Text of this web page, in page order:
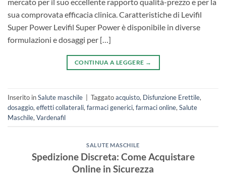
sua comprovata efficacia clinica. Caratteristiche di Levifil
Super Power Levifil Super Power è disponibile in diverse
formulazioni e dosaggi per […]
CONTINUA A LEGGERE →
Inserito inSalute maschile | Taggatoacquisto, Disfunzione Erettile,
dosaggio, effetti collaterali, farmaci generici, farmaci online, Salute
Maschile, Vardenafil
SALUTE MASCHILE
Spedizione Discreta: Come Acquistare
Online in Sicurezza